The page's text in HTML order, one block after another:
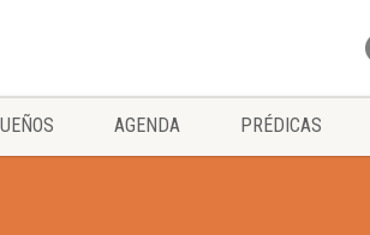
AGENDA PRÉDICAS